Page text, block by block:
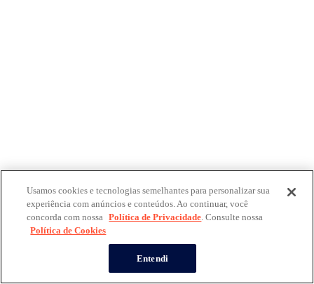
Usamos cookies e tecnologias semelhantes para personalizar sua
experiência com anúncios e conteúdos. Ao continuar, você
concorda com nossa Política de Privacidade. Consulte nossa
Política de Cookies
Entendi